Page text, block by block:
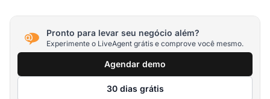
Pronto para levar seu negócio além?
Experimente o LiveAgent grátis e comprove você mesmo.
Agendar demo
30 dias grátis